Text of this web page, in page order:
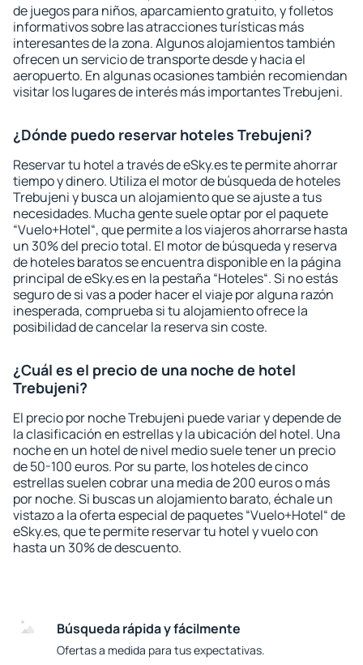
de juegos para niños, aparcamiento gratuito, y folletos
informativos sobre las atracciones turísticas más
interesantes de la zona. Algunos alojamientos también
ofrecen un servicio de transporte desde y hacia el
aeropuerto. En algunas ocasiones también recomiendan
visitar los lugares de interés más importantes Trebujeni.
¿Dónde puedo reservar hoteles Trebujeni?
Reservar tu hotel a través de eSky.es te permite ahorrar
tiempo y dinero. Utiliza el motor de búsqueda de hoteles
Trebujeni y busca un alojamiento que se ajuste a tus
necesidades. Mucha gente suele optar por el paquete
“Vuelo+Hotel“, que permite a los viajeros ahorrarse hasta
un 30% del precio total. El motor de búsqueda y reserva
de hoteles baratos se encuentra disponible en la página
principal de eSky.es en la pestaña “Hoteles“. Si no estás
seguro de si vas a poder hacer el viaje por alguna razón
inesperada, comprueba si tu alojamiento ofrece la
posibilidad de cancelar la reserva sin coste.
¿Cuál es el precio de una noche de hotel
Trebujeni?
El precio por noche Trebujeni puede variar y depende de
la clasificación en estrellas y la ubicación del hotel. Una
noche en un hotel de nivel medio suele tener un precio
de 50-100 euros. Por su parte, los hoteles de cinco
estrellas suelen cobrar una media de 200 euros o más
por noche. Si buscas un alojamiento barato, échale un
vistazo a la oferta especial de paquetes “Vuelo+Hotel“ de
eSky.es, que te permite reservar tu hotel y vuelo con
hasta un 30% de descuento.
Búsqueda rápida y fácilmente
Ofertas a medida para tus expectativas.